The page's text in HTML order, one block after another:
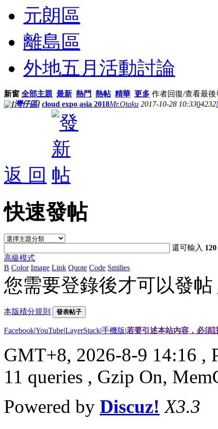
元朗區
離島區
外地五月活動討論
新窗 全部主題 最新 熱門 熱帖 精華 更多 作者回復/查看最後
[灣仔區] cloud expo asia 2018Mr.Otaku 2017-10-28 10:3304232
返 回
快速發帖
還可輸入 120
高級模式
B Color Image Link Quote Code Smilies
您需要登錄後才可以發帖
本版積分規則 發表帖子
Facebook|YouTube|LayerStack|手機版|若要引述本站內容，必須
GMT+8, 2026-8-9 14:16 ,
11 queries , Gzip On,
Powered by Discuz! X3.3